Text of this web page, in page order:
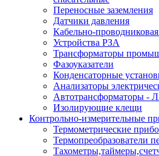
Переносные заземления
Датчики давления
Кабельно-
Устройства РЗА
Трансформаторы
Фазоуказатели
Конденсаторные
Анализаторы
Автотрансформаторы -
Изолирующие клещи
Контрольно-измерительные
Термометрические
Термопреобразователи